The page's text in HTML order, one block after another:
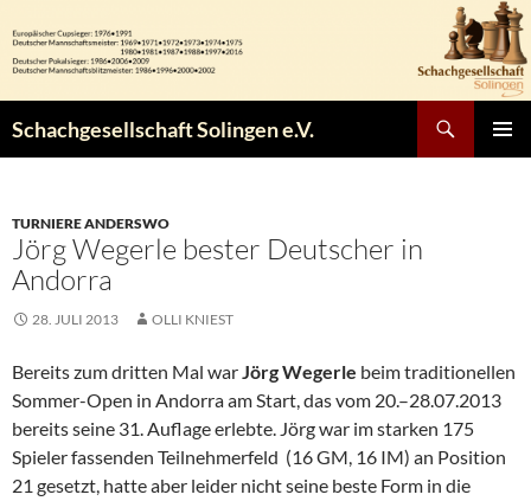
Inhalt
springen
Schachgesellschaft Solingen e.V.
TURNIERE ANDERSWO
Jörg Wegerle bester Deutscher in
Andorra
28. JULI 2013 OLLI KNIEST
Bereits zum dritten Mal warJörg Wegerle beim traditionellen
Sommer-Open in Andorra am Start, das vom 20.–28.07.2013
bereits seine 31. Auflage erlebte. Jörg war im starken 175
Spieler fassenden Teilnehmerfeld (16 GM, 16 IM) an Position
21 gesetzt, hatte aber leider nicht seine beste Form in die